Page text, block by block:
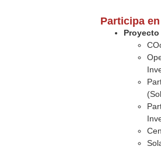
Participa
Proyecto